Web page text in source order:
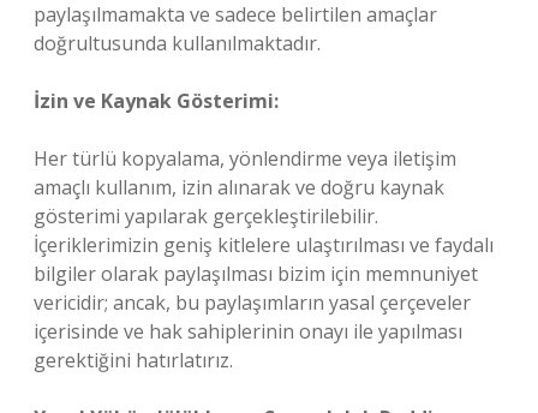
paylaşılmamakta ve sadece belirtilen amaçlar
doğrultusunda kullanılmaktadır.
İzin ve Kaynak Gösterimi:
Her türlü kopyalama, yönlendirme veya iletişim
amaçlı kullanım, izin alınarak ve doğru kaynak
gösterimi yapılarak gerçekleştirilebilir.
İçeriklerimizin geniş kitlelere ulaştırılması ve faydalı
bilgiler olarak paylaşılması bizim için memnuniyet
vericidir; ancak, bu paylaşımların yasal çerçeveler
içerisinde ve hak sahiplerinin onayı ile yapılması
gerektiğini hatırlatırız.